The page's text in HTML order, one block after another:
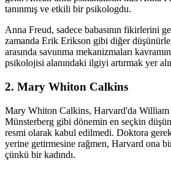
tanınmış ve etkili bir psikologdu.
Anna Freud, sadece babasının fikirlerini
zamanda Erik Erikson gibi diğer
arasında savunma mekanizmaları
psikolojisi alanındaki ilgiyi artırmak yer
2. Mary Whiton Calkins
Mary Whiton Calkins, Harvard'da William
Münsterberg gibi dönemin en seçkin
resmi olarak kabul edilmedi. Doktora
yerine getirmesine rağmen, Harvard ona
çünkü bir kadındı.